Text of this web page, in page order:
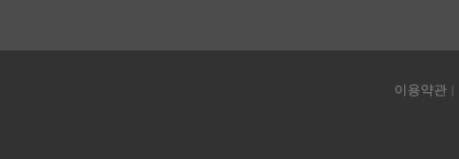
이용약관